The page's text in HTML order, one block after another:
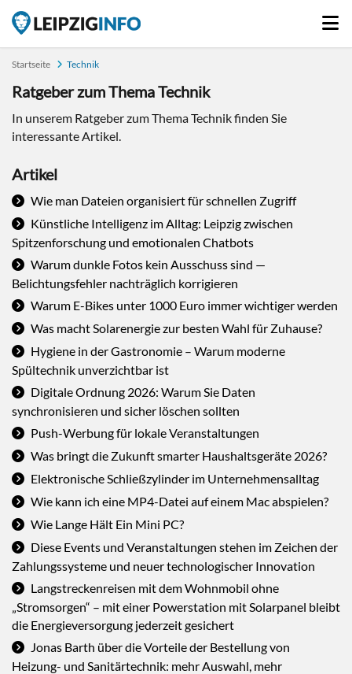
Startseite Technik
Ratgeber zum Thema Technik
In unserem Ratgeber zum Thema Technik finden Sie
interessante Artikel.
Artikel
Wie man Dateien organisiert für schnellen Zugriff
Künstliche Intelligenz im Alltag: Leipzig zwischen
Spitzenforschung und emotionalen Chatbots
Warum dunkle Fotos kein Ausschuss sind —
Belichtungsfehler nachträglich korrigieren
Warum E-Bikes unter 1000 Euro immer wichtiger werden
Was macht Solarenergie zur besten Wahl für Zuhause?
Hygiene in der Gastronomie – Warum moderne
Spültechnik unverzichtbar ist
Digitale Ordnung 2026: Warum Sie Daten
synchronisieren und sicher löschen sollten
Push-Werbung für lokale Veranstaltungen
Was bringt die Zukunft smarter Haushaltsgeräte 2026?
Elektronische Schließzylinder im Unternehmensalltag
Wie kann ich eine MP4-Datei auf einem Mac abspielen?
Wie Lange Hält Ein Mini PC?
Diese Events und Veranstaltungen stehen im Zeichen der
Zahlungssysteme und neuer technologischer Innovation
Langstreckenreisen mit dem Wohnmobil ohne
„Stromsorgen“ – mit einer Powerstation mit Solarpanel bleibt
die Energieversorgung jederzeit gesichert
Jonas Barth über die Vorteile der Bestellung von
Heizung- und Sanitärtechnik: mehr Auswahl, mehr